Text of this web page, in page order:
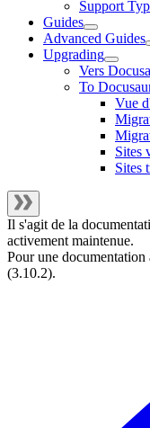
Support
Guides
Advanced Guides
Upgrading
Vers
To
Vue
Sites
Sites
Il s'agit de la
activement maintenue.
Pour une documentation
(3.10.2).